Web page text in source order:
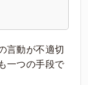
言動が不適切
一つの手段で